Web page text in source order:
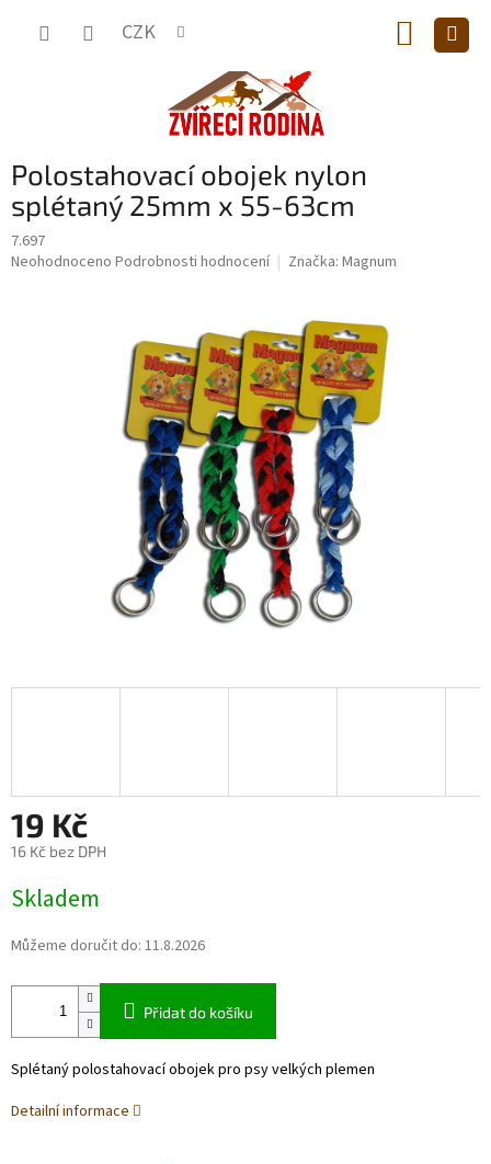
CZK
KOŠÍK
Polostahovací obojek nylon
splétaný 25mm x 55-63cm
7.697
Průměrné
Neohodnoceno Podrobnosti hodnocení Značka: Magnum
19 Kč
16 Kč bez DPH
cena:
Skladem
Můžeme doručit do: 11.8.2026
Přidat do košíku
Splétaný polostahovací obojek pro psy velkých plemen
Detailní informace